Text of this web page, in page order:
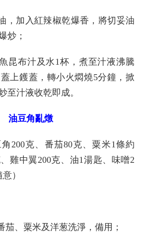
，加入紅辣椒乾爆香，將切妥油
炒；
昆布汁及水1杯，煮至汁液沸騰
上鑊蓋，轉小火燜燒5分鐘，掀
至汁液收乾即成。
油豆角亂燉
角200克、番茄80克、粟米1條約
雞中翼200克、油1湯匙、味噌2
）
茄、粟米及洋葱洗淨，備用；